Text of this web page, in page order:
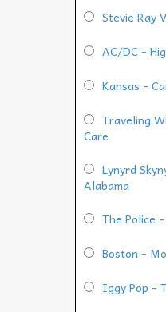
Stevie Ray
AC/DC -
Kansas -
Traveling
Care
Lynyrd
Alabama
The Police
Boston -
Iggy Pop -